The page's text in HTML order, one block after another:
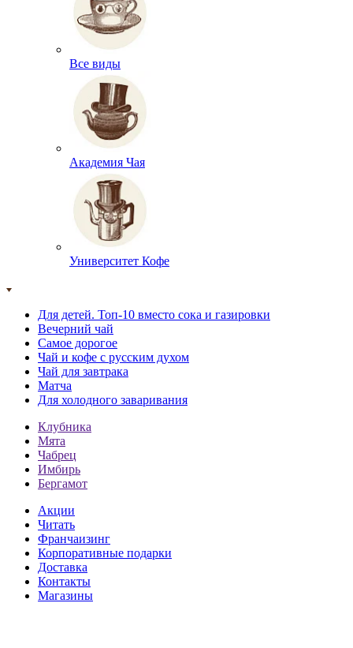
Все виды
Академия Чая
Университет Кофе
Для детей. Топ-10 вместо сока и газировки
Вечерний чай
Самое дорогое
Чай и кофе с русским духом
Чай для завтрака
Матча
Для холодного заваривания
Клубника
Мята
Чабрец
Имбирь
Бергамот
Акции
Читать
Франчаизинг
Корпоративные подарки
Доставка
Контакты
Магазины